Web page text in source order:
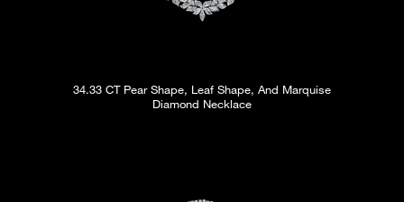
34.33 CT Pear Shape, Leaf Shape, And Marquise
Diamond Necklace